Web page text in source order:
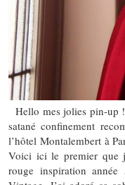
Hello mes jolies pin-up
satané confinement
l’hôtel Montalembert à
Voici ici le premier que
rouge inspiration